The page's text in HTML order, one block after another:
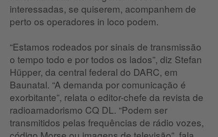
interessadas, se quiserem, acompanhem de
perto os operadores in loco podem.
“Estamos rodeados por sinais de transmissão
o tempo todo e por todos os lados”, diz Stefan
Hüpper, da central federal do DARC, em
Baunatal. “A demanda por comunicação é
exorbitante”, relata o editor-chefe da revista de
radioamadorismo CQ DL. “Podem ser
transmitidos pelas frequências de rádio vozes,